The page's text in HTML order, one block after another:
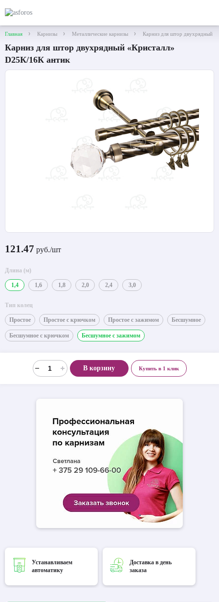
Главная Карнизы Металлические карнизы Карниз для штор двухрядный
Карниз для штор двухрядный «Кристалл»
D25К/16К антик
121.47 руб./шт
Длина (м)
1,4 1,6 1,8 2,0 2,4 3,0
Тип колец
Простое Простое с крючком Простое с зажимом Бесшумное
Бесшумное с крючком Бесшумное с зажимом
В корзину Купить в 1 клик
Устанавливаем
автоматику
Доставка в день
заказа